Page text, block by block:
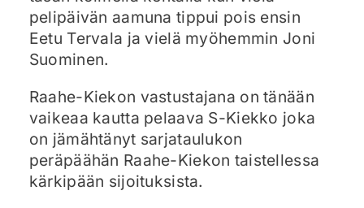
pelipäivän aamuna tippui pois ensin
Eetu Tervala ja vielä myöhemmin Joni
Suominen.
Raahe-Kiekon vastustajana on tänään
vaikeaa kautta pelaava S-Kiekko joka
on jämähtänyt sarjataulukon
peräpäähän Raahe-Kiekon taistellessa
kärkipään sijoituksista.